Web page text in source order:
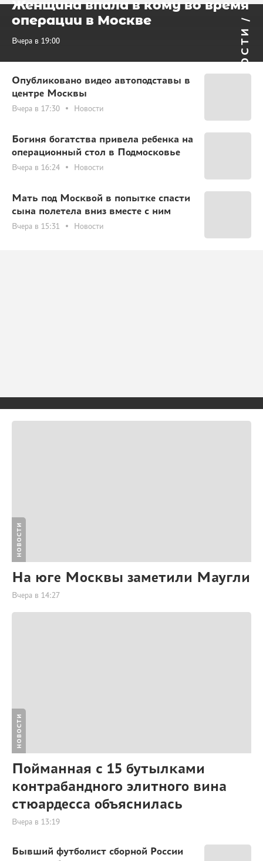
НОВОСТИ /
Женщина впала в кому во время
операции в Москве
Вчера в 19:00
Опубликовано видео автоподставы в
центре Москвы
Вчера в 17:30 Новости
Богиня богатства привела ребенка на
операционный стол в Подмосковье
Вчера в 16:24 Новости
Мать под Москвой в попытке спасти
сына полетела вниз вместе с ним
Вчера в 15:31 Новости
НОВОСТИ
На юге Москвы заметили Маугли
Вчера в 14:27
НОВОСТИ
Пойманная с 15 бутылками
контрабандного элитного вина
стюардесса объяснилась
Вчера в 13:19
Бывший футболист сборной России